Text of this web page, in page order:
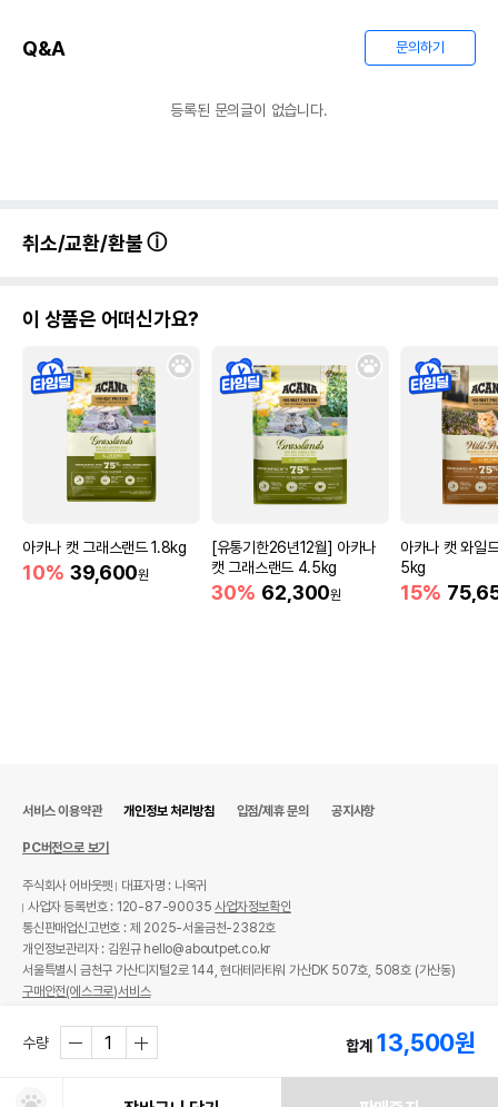
Q&A 문의하기
등록된 문의글이 없습니다.
취소/교환/환불
이 상품은 어떠신가요?
아카나 캣 그래스랜드 1.8kg
10% 39,600원
[유통기한26년12월] 아카나
캣 그래스랜드 4.5kg
30% 62,300원
아카나 캣 와일
5kg
15%
수량 합계 13,500원
서비스 이용약관 개인정보 처리방침 입점/제휴 문의 공지사항
PC버전으로 보기
주식회사 어바웃펫
대표자명 : 나옥귀
사업자 등록번호 : 120-87-90035사업자정보확인
통신판매업신고번호 : 제 2025-서울금천-2382호
개인정보관리자 : 김원규 hello@aboutpet.co.kr
서울특별시 금천구 가산디지털2로 144, 현대테라타워 가산DK 507호, 508호 (가산동)
구매안전(에스크로)서비스